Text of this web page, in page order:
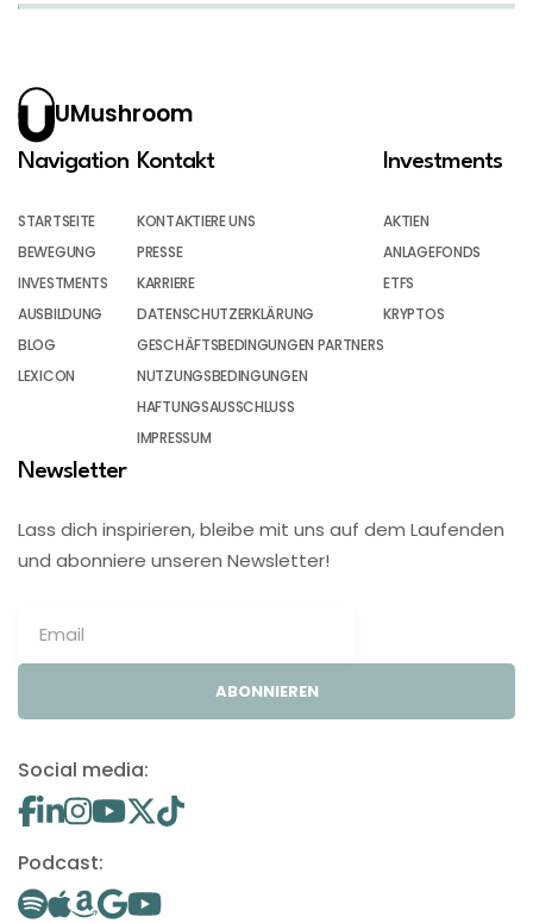
UMushroom
Navigation
STARTSEITE
BEWEGUNG
INVESTMENTS
AUSBILDUNG
BLOG
LEXICON
Kontakt
KONTAKTIERE UNS
PRESSE
KARRIERE
DATENSCHUTZERKLÄRUNG
GESCHÄFTSBEDINGUNGEN PARTNERS
NUTZUNGSBEDINGUNGEN
HAFTUNGSAUSSCHLUSS
IMPRESSUM
Investments
AKTIEN
ANLAGEFONDS
ETFS
KRYPTOS
Newsletter
Lass dich inspirieren, bleibe mit uns auf dem Laufenden
und abonniere unseren Newsletter!
ABONNIEREN
Social media:
Podcast: